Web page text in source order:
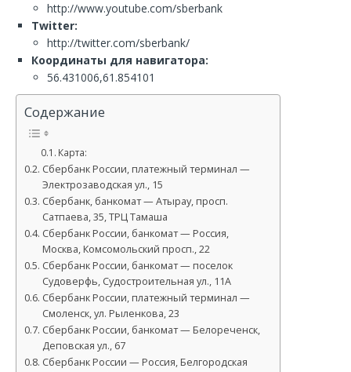
http://www.youtube.com/sberbank
Twitter:
http://twitter.com/sberbank/
Координаты для навигатора:
56.431006,61.854101
Содержание
Карта:
Сбербанк России, платежный терминал —
Электрозаводская ул., 15
Сбербанк, банкомат — Атырау, просп.
Сатпаева, 35, ТРЦ Тамаша
Сбербанк России, банкомат — Россия,
Москва, Комсомольский просп., 22
Сбербанк России, банкомат — поселок
Судоверфь, Судостроительная ул., 11А
Сбербанк России, платежный терминал —
Смоленск, ул. Рыленкова, 23
Сбербанк России, банкомат — Белореченск,
Деповская ул., 67
Сбербанк России — Россия, Белгородская